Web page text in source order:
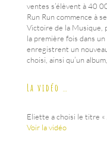
ventes s’élèvent à 40
Run Run commence à
Victoire de la Musique,
la première fois dans
enregistrent un
choisi, ainsi qu’un
La vidéo …
Eliette a choisi le titre «
Voir la vidéo